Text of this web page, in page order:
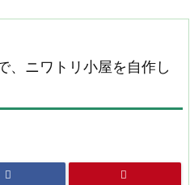
検索
、ニワトリ小屋を自作し